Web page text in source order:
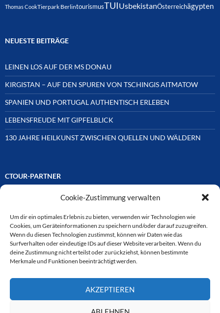
Cookie-Zustimmung verwalten
Um dir ein optimales Erlebnis zu bieten, verwenden wir Technologien wie
Cookies, um Geräteinformationen zu speichern und/oder darauf zuzugreifen.
Wenn du diesen Technologien zustimmst, können wir Daten wie das
Surfverhalten oder eindeutige IDs auf dieser Website verarbeiten. Wenn du
deine Zustimmung nicht erteilst oder zurückziehst, können bestimmte
Merkmale und Funktionen beeinträchtigt werden.
AKZEPTIEREN
Thomas CookTierpark BerlintourismusTUIUsbekistanÖsterreichägypten
NEUESTE BEITRÄGE
LEINEN LOS AUF DER MS DONAU
KIRGISTAN – AUF DEN SPUREN VON TSCHINGIS AITMATOW
SPANIEN UND PORTUGAL AUTHENTISCH ERLEBEN
LEBENSFREUDE MIT GIPFELBLICK
130 JAHRE HEILKUNST ZWISCHEN QUELLEN UND WÄLDERN
CTOUR-PARTNER
Unsere Reisejournalisten-Vereinigung ist über Mitglieder und
ausgewählten Partnern der Medien- und Tourismusbranche
verbunden. Hier eine
Auswahl der Online-Plattformen:
CTOUR der Club der Tourismus-Journalisten. Wir freuen uns immer
über Anfragen von neuen Mitgliedern. Nehmen Sie bei Interesse über
das Kontaktformular Kontakt zu uns auf. CTOUR über 30 Jahre im